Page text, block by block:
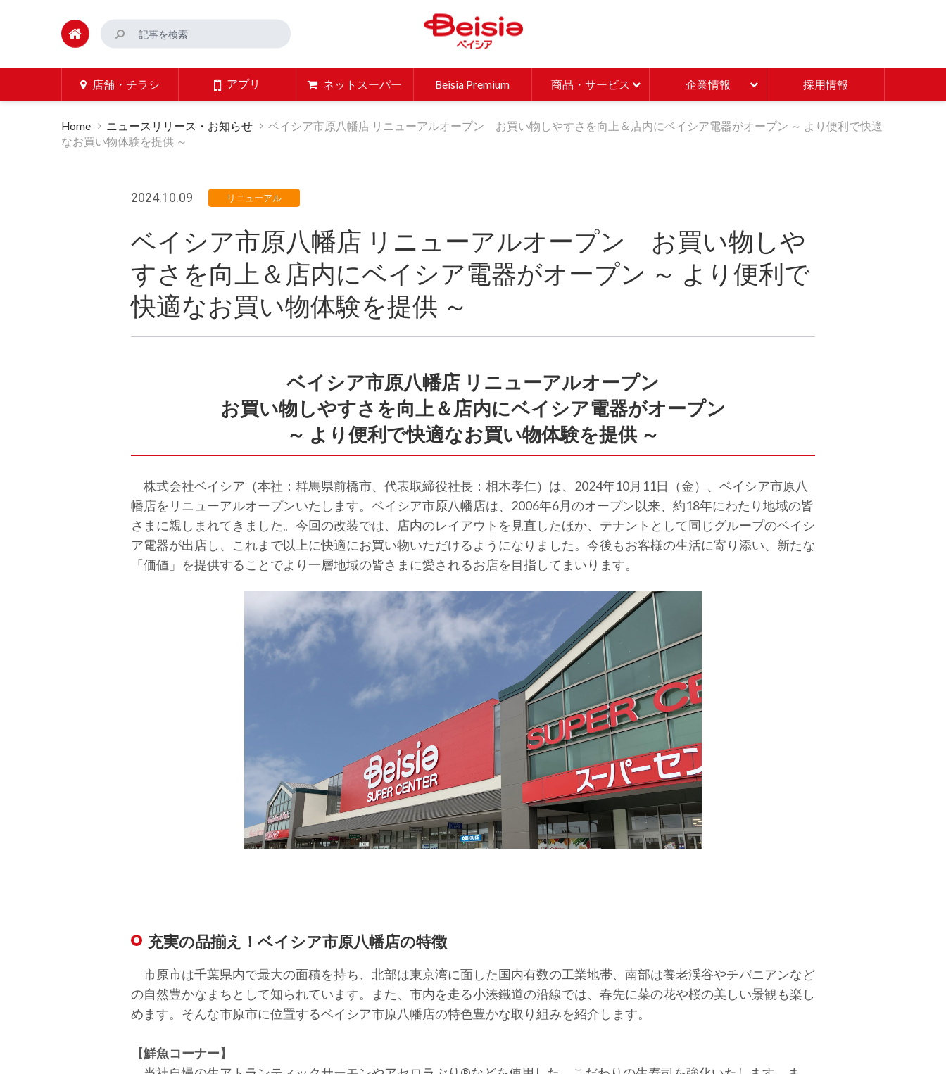
店舗・チラシ アプリ ネットスーパー Beisia Premium 商品・サービス 企業情報 採用情報
Home ニュースリリース・お知らせ
ベイシア市原八幡店 リニューアルオープン お買い物しやすさを向上＆店内にベイシア電器がオープン ～ より便利で快適
なお買い物体験を提供 ～
2024.10.09 リニューアル
ベイシア市原八幡店 リニューアルオープン お買い物しや
すさを向上＆店内にベイシア電器がオープン ～ より便利で
快適なお買い物体験を提供 ～
ベイシア市原八幡店 リニューアルオープン
お買い物しやすさを向上＆店内にベイシア電器がオープン
～ より便利で快適なお買い物体験を提供 ～
株式会社ベイシア（本社：群馬県前橋市、代表取締役社長：相木孝仁）は、2024年10月11日（金）、ベイシア市原八
幡店をリニューアルオープンいたします。ベイシア市原八幡店は、2006年6月のオープン以来、約18年にわたり地域の皆
さまに親しまれてきました。今回の改装では、店内のレイアウトを見直したほか、テナントとして同じグループのベイシ
ア電器が出店し、これまで以上に快適にお買い物いただけるようになりました。今後もお客様の生活に寄り添い、新たな
「価値」を提供することでより一層地域の皆さまに愛されるお店を目指してまいります。
充実の品揃え！ベイシア市原八幡店の特徴
市原市は千葉県内で最大の面積を持ち、北部は東京湾に面した国内有数の工業地帯、南部は養老渓谷やチバニアンなど
の自然豊かなまちとして知られています。また、市内を走る小湊鐵道の沿線では、春先に菜の花や桜の美しい景観も楽し
めます。そんな市原市に位置するベイシア市原八幡店の特色豊かな取り組みを紹介します。
【鮮魚コーナー】